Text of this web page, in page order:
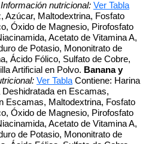
Información nutricional: Ver Tabla
Azúcar, Maltodextrina, Fosfato
Óxido de Magnesio, Pirofosfato
Acetato de Vitamina A,
de Potasio, Mononitrato de
Ácido Fólico, Sulfato de Cobre,
Artificial en Polvo. Banana y
Ver Tabla Contiene: Harina
en Escamas,
Escamas, Maltodextrina, Fosfato
Óxido de Magnesio, Pirofosfato
Acetato de Vitamina A,
de Potasio, Mononitrato de